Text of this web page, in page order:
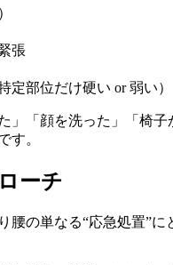
張
定部位だけ硬い or 弱い）
」「顔を洗った」「椅
す。
ーチ
腰の単なる“応急処置”